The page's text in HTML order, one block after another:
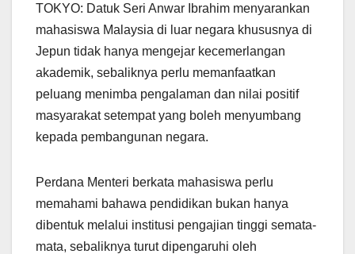
at
s
A
p
p
e
gr
a
m
c
e
b
o
o
k
ail ar
e
TOKYO: Datuk Seri Anwar Ibrahim menyarankan
mahasiswa Malaysia di luar negara khususnya di
Jepun tidak hanya mengejar kecemerlangan
akademik, sebaliknya perlu memanfaatkan
peluang menimba pengalaman dan nilai positif
masyarakat setempat yang boleh menyumbang
kepada pembangunan negara.
Perdana Menteri berkata mahasiswa perlu
memahami bahawa pendidikan bukan hanya
dibentuk melalui institusi pengajian tinggi semata-
mata, sebaliknya turut dipengaruhi oleh